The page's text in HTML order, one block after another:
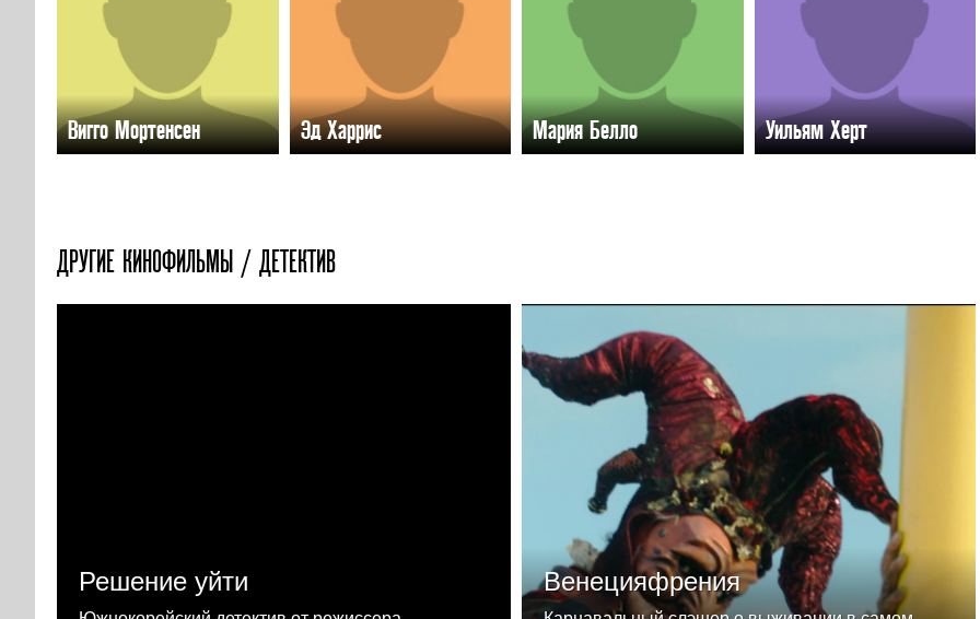
Вигго Мортенсен Эд Харрис Мария Белло Уильям Херт
ДРУГИЕ КИНОФИЛЬМЫ / ДЕТЕКТИВ
Решение уйти Венецияфрения